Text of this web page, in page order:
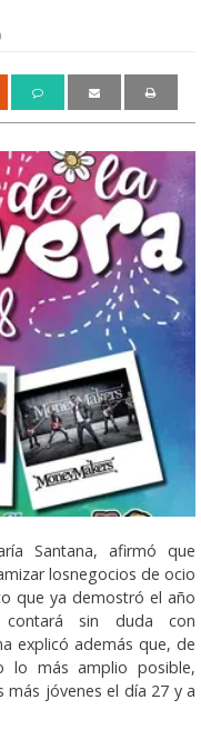
Santana, afirmó que
losnegocios de ocio
que ya demostró el año
sin duda con
explicó además que, de
lo más amplio posible,
jóvenes el día 27 y a